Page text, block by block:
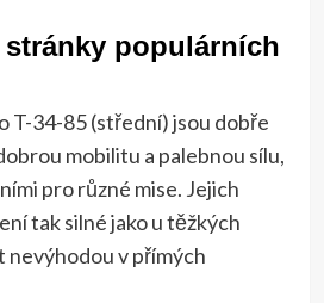
populárních
T-34-85 (střední) jsou dobře
mobilitu a palebnou sílu,
pro různé mise. Jejich
tak silné jako u těžkých
nevýhodou v přímých